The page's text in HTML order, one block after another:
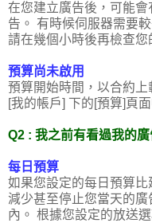
在您建立廣告後，可能
告。 有時候伺服器需要
請在幾個小時後再檢查您
預算尚未啟用
預算開始時間，以合約
[我的帳戶] 下的[預算]頁
Q2 : 我之前有看過我的
每日預算
如果您設定的每日預算
減少甚至停止您當天的
內。 根據您設定的放送